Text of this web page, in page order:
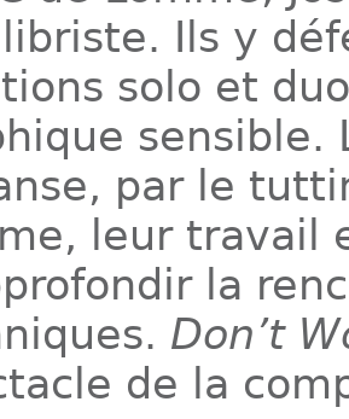
Ils y
solo et
sensible.
par le
leur travail
la
Don’t
de la